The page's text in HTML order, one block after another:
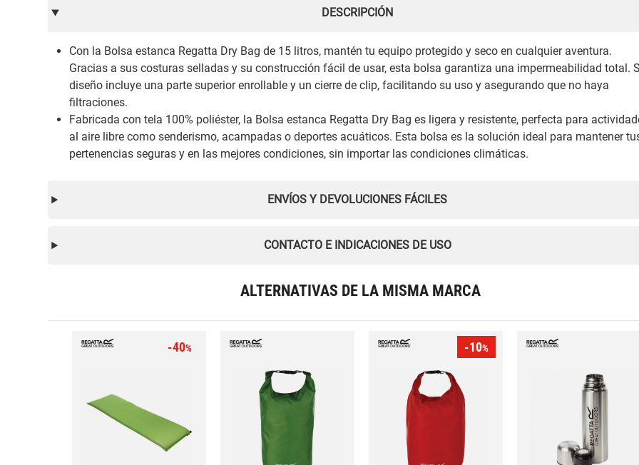
DESCRIPCIÓN
Con la Bolsa estanca Regatta Dry Bag de 15 litros, mantén tu equipo protegido y seco en cualquier aventura.
Gracias a sus costuras selladas y su construcción fácil de usar, esta bolsa garantiza una impermeabilidad total.
diseño incluye una parte superior enrollable y un cierre de clip, facilitando su uso y asegurando que no haya
filtraciones.
Fabricada con tela 100% poliéster, la Bolsa estanca Regatta Dry Bag es ligera y resistente, perfecta para
al aire libre como senderismo, acampadas o deportes acuáticos. Esta bolsa es la solución ideal para mantener
pertenencias seguras y en las mejores condiciones, sin importar las condiciones climáticas.
ENVÍOS Y DEVOLUCIONES FÁCILES
CONTACTO E INDICACIONES DE USO
ALTERNATIVAS DE LA MISMA MARCA
-40% -10%